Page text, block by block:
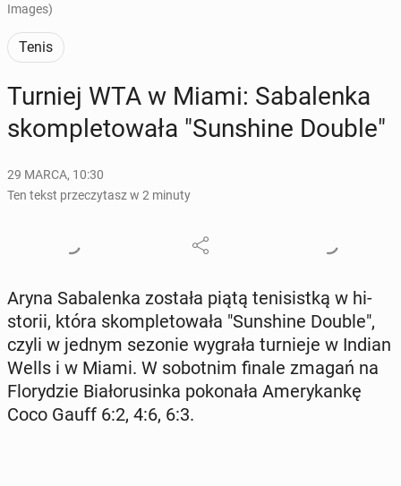
Images)
Tenis
Turniej WTA w Miami: Sa­ba­len­ka
skom­ple­to­wa­ła "Sun­shi­ne Double"
29 MARCA, 10:30
Ten tekst przeczytasz w 2 minuty
Aryna Sa­ba­len­ka została piątą te­ni­sist­ką w hi­
sto­rii, która skom­ple­to­wa­ła "Sun­shi­ne Double",
czyli w jednym sezonie wygrała tur­nie­je w Indian
Wells i w Miami. W so­bot­nim finale zmagań na
Flo­ry­dzie Bia­ło­ru­sin­ka po­ko­na­ła Ame­ry­kan­kę
Coco Gauff 6:2, 4:6, 6:3.